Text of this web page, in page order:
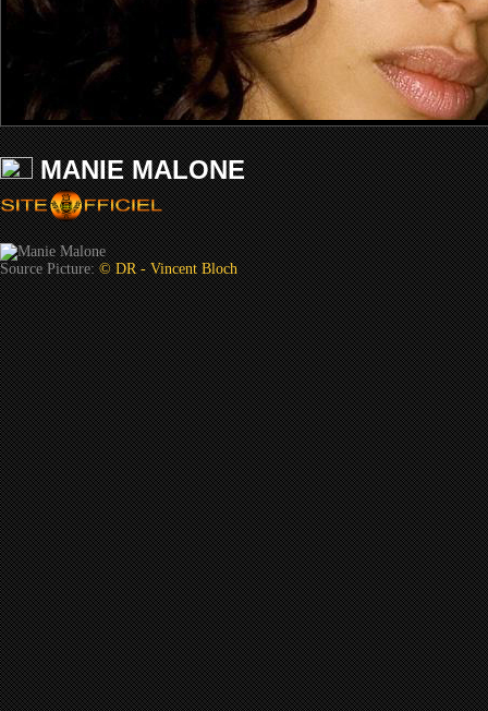
MANIE MALONE
Source Picture:© DR - Vincent Bloch